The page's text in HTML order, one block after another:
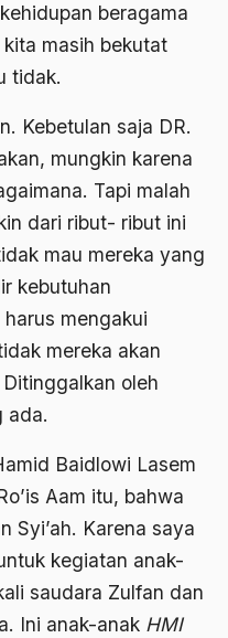
beragama
masih bekutat
tidak.
Kebetulan saja DR.
mungkin karena
Tapi malah
dari ribut- ribut ini
mau mereka yang
kebutuhan
mengakui
mereka akan
oleh
ada.
Baidlowi Lasem
Aam itu, bahwa
Syi’ah. Karena saya
kegiatan anak-
saudara Zulfan dan
Ini anak-anak HMI